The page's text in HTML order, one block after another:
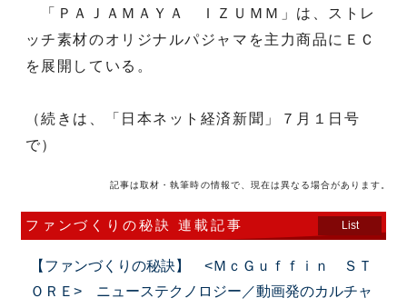
「ＰＡＪＡＭＡＹＡ ＩＺＵＭＭ」は、ストレ
ッチ素材のオリジナルパジャマを主力商品にＥＣ
を展開している。
（続きは、「日本ネット経済新聞」７月１日号
で）
記事は取材・執筆時の情報で、現在は異なる場合があります。
ファンづくりの秘訣 連載記事 List
【ファンづくりの秘訣】 <ＭｃＧｕｆｆｉｎ ＳＴ
ＯＲＥ> ニューステクノロジー／動画発のカルチャ